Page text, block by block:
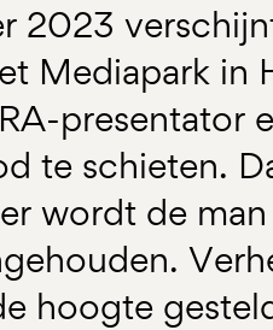
2023
Mediapark in
presentator
te schieten.
wordt de
hoogte